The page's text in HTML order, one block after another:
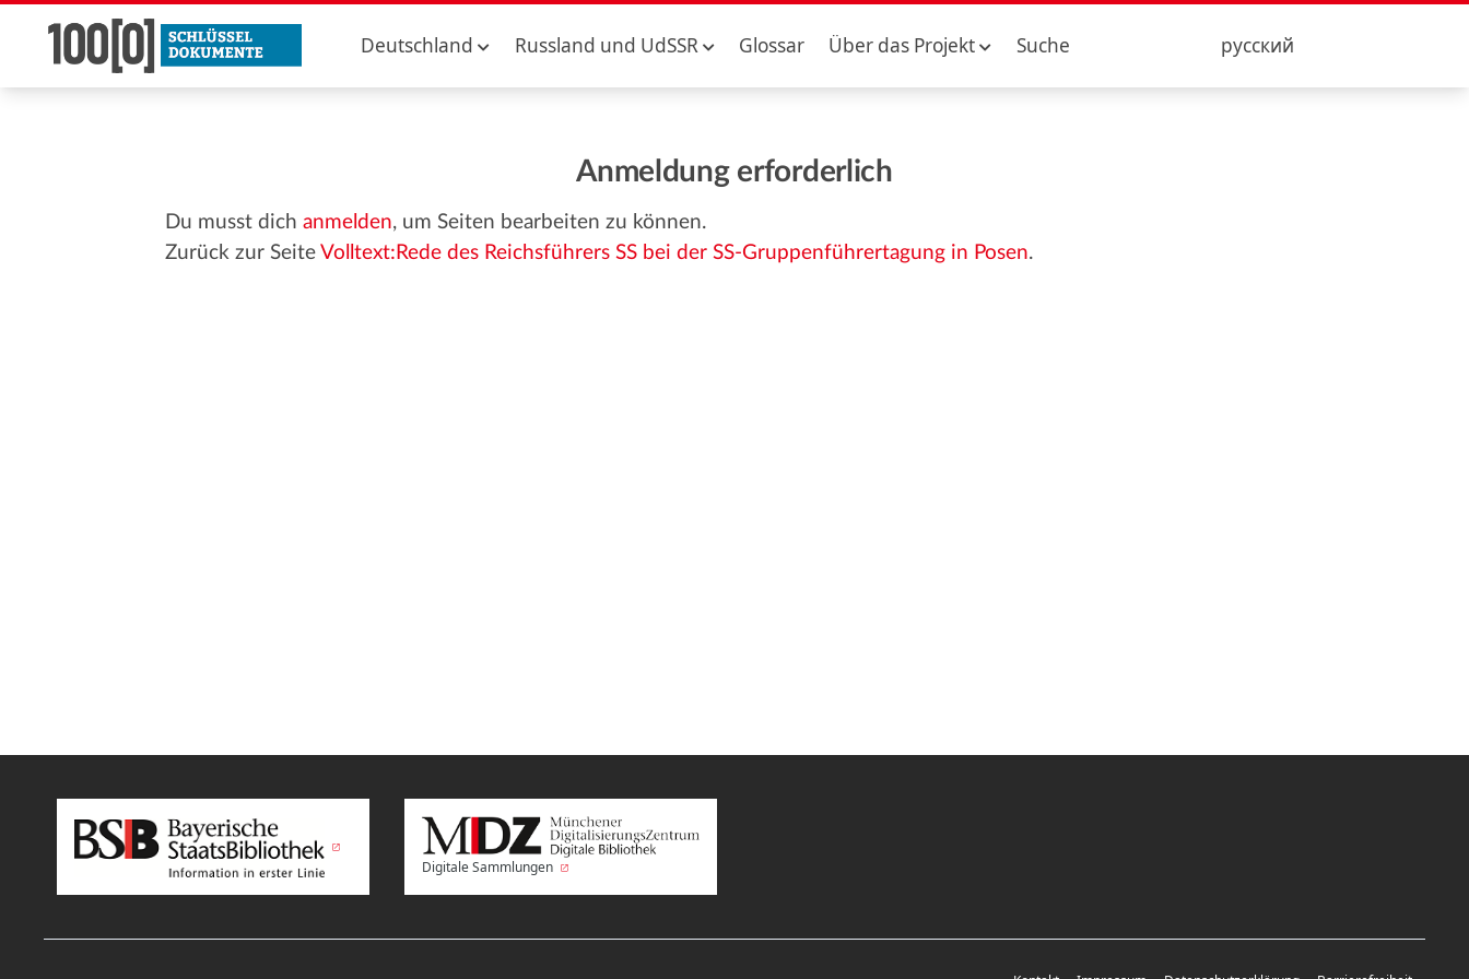
Deutschland Russland und UdSSR Glossar Über das Projekt Suche русский
Anmeldung erforderlich
Du musst dich anmelden, um Seiten bearbeiten zu können.
Zurück zur Seite Volltext:Rede des Reichsführers SS bei der SS-Gruppenführertagung in Posen.
Digitale Sammlungen